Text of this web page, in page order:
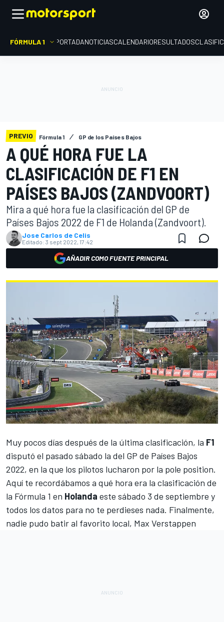
FÓRMULA 1 PORTADANOTICIASCALENDARIORESULTADOS
PREVIO Fórmula 1 GP de los Países Bajos
A QUÉ HORA FUE LA
CLASIFICACIÓN DE F1 EN
PAÍSES BAJOS (ZANDVOORT)
Mira a qué hora fue la clasificación del GP de
Países Bajos 2022 de F1 de Holanda (Zandvoort).
Jose Carlos de Celis
Editado: 3 sept 2022, 17:42
AÑADIR COMO FUENTE PRINCIPAL
Muy pocos días después de la última clasificación, la F1
disputó el pasado sábado la del GP de Países Bajos
2022, en la que los pilotos lucharon por la pole position.
Aquí te recordábamos a qué hora era la clasificación de
la Fórmula 1 en Holanda este sábado 3 de septiembre y
todos los datos para no te perdieses nada. Finalmente,
nadie pudo batir al favorito local, Max Verstappen